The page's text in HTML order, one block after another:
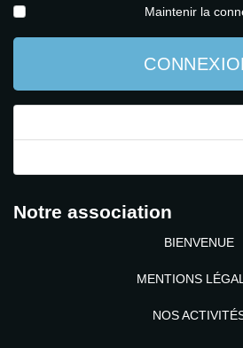
Maintenir la
Notre association
BIENVENUE
MENTIONS
NOS